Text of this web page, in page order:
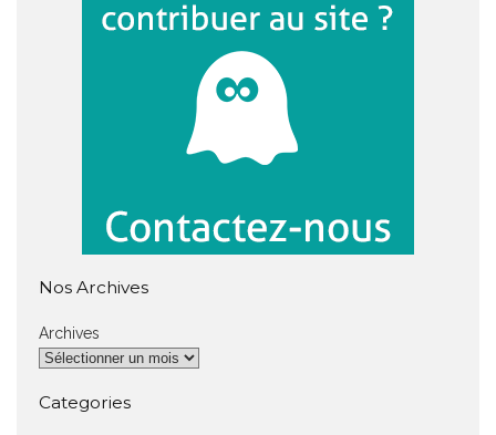
Nos Archives
Archives
Categories